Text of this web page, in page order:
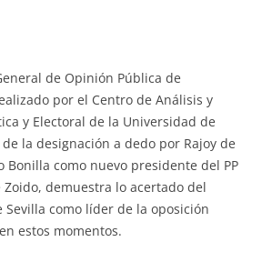
de Opinión Pública de
por el Centro de Análisis y
y Electoral de la Universidad de
la designación a dedo por Rajoy de
Bonilla como nuevo presidente del PP
demuestra lo acertado del
Sevilla como líder de la oposición
estos momentos.